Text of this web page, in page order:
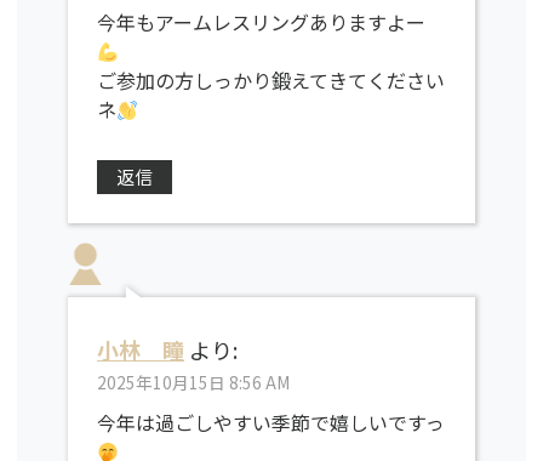
今年もアームレスリングありますよー
ご参加の方しっかり鍛えてきてください
ネ
返信
小林 瞳 より:
2025年10月15日 8:56 AM
今年は過ごしやすい季節で嬉しいですっ